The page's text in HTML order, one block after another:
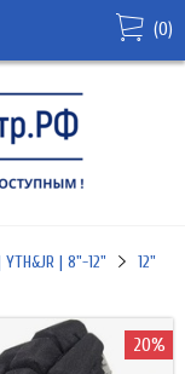
(0)
| 8"-12"
12"
20%